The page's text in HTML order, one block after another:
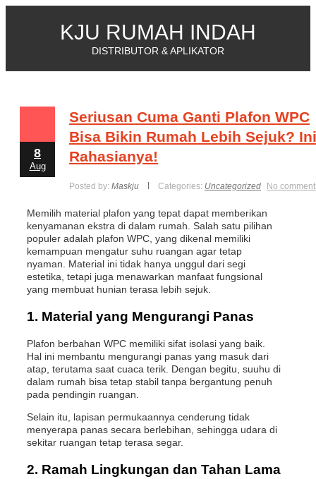
KJU RUMAH INDAH
DISTRIBUTOR & APLIKATOR
8
Aug
Seriusan Cuma Ganti Plafon WPC
Bisa Bikin Rumah Lebih Sejuk? Ini
Rahasianya!
Posted by: Maskju Categories: Uncategorized No
Memilih material plafon yang tepat dapat memberikan
kenyamanan ekstra di dalam rumah. Salah satu pilihan
populer adalah plafon WPC, yang dikenal memiliki
kemampuan mengatur suhu ruangan agar tetap
nyaman. Material ini tidak hanya unggul dari segi
estetika, tetapi juga menawarkan manfaat fungsional
yang membuat hunian terasa lebih sejuk.
1. Material yang Mengurangi Panas
Plafon berbahan WPC memiliki sifat isolasi yang baik.
Hal ini membantu mengurangi panas yang masuk dari
atap, terutama saat cuaca terik. Dengan begitu, suuhu di
dalam rumah bisa tetap stabil tanpa bergantung penuh
pada pendingin ruangan.
Selain itu, lapisan permukaannya cenderung tidak
menyerapa panas secara berlebihan, sehingga udara di
sekitar ruangan tetap terasa segar.
2. Ramah Lingkungan dan Tahan Lama